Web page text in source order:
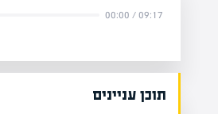
09:17
/
00:00
תוכן עניינים